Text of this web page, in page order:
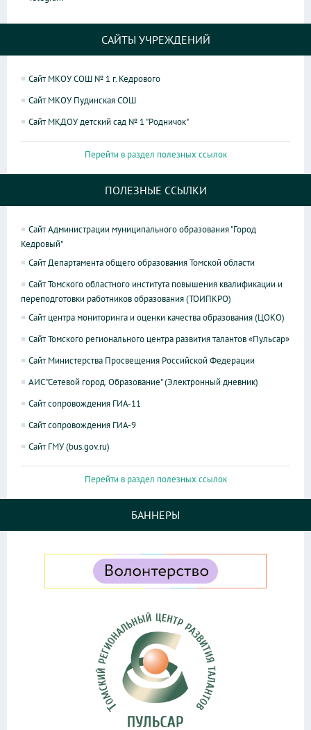
САЙТЫ УЧРЕЖДЕНИЙ
Сайт МКОУ СОШ № 1 г. Кедрового
Сайт МКОУ Пудинская СОШ
Сайт МКДОУ детский сад № 1 "Родничок"
Перейти в раздел полезных ссылок
ПОЛЕЗНЫЕ ССЫЛКИ
Сайт Администрации муниципального образования "Город
Кедровый"
Сайт Департамента общего образования Томской области
Сайт Томского областного института повышения квалификации и
переподготовки работников образования (ТОИПКРО)
Сайт центра мониторинга и оценки качества образования (ЦОКО)
Сайт Томского регионального центра развития талантов «Пульсар»
Сайт Министерства Просвещения Российской Федерации
АИС "Сетевой город. Образование" (Электронный дневник)
Сайт сопровождения ГИА-11
Сайт сопровождения ГИА-9
Сайт ГМУ (bus.gov.ru)
Перейти в раздел полезных ссылок
БАННЕРЫ